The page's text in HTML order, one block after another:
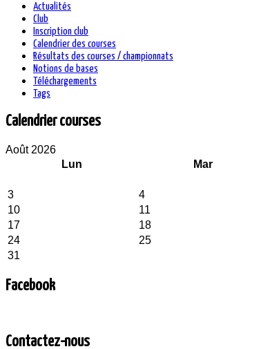
Actualités
Club
Inscription club
Calendrier des courses
Résultats des courses / championnats
Notions de bases
Téléchargements
Tags
Calendrier courses
Août 2026
Lun
Mar
3
4
10
11
17
18
24
25
31
Facebook
Contactez-nous